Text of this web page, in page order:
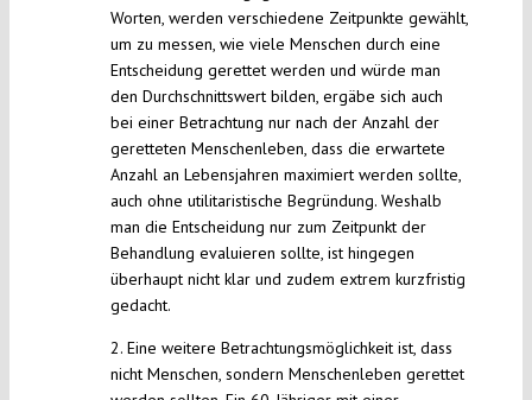
Worten, werden verschiedene Zeitpunkte gewählt,
um zu messen, wie viele Menschen durch eine
Entscheidung gerettet werden und würde man
den Durchschnittswert bilden, ergäbe sich auch
bei einer Betrachtung nur nach der Anzahl der
geretteten Menschenleben, dass die erwartete
Anzahl an Lebensjahren maximiert werden sollte,
auch ohne utilitaristische Begründung. Weshalb
man die Entscheidung nur zum Zeitpunkt der
Behandlung evaluieren sollte, ist hingegen
überhaupt nicht klar und zudem extrem kurzfristig
gedacht.
2. Eine weitere Betrachtungsmöglichkeit ist, dass
nicht Menschen, sondern Menschenleben gerettet